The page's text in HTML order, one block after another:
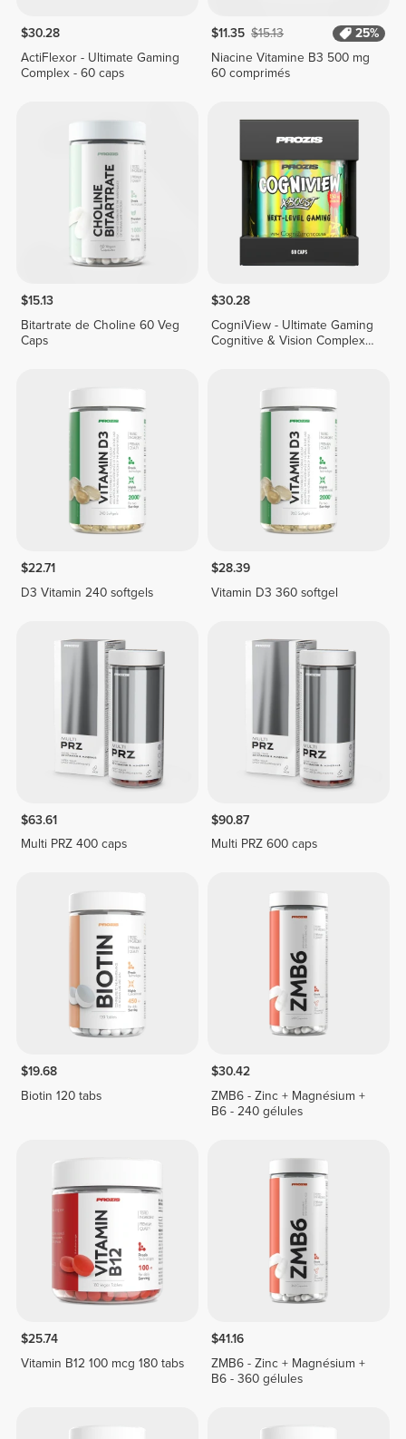
$30.28
ActiFlexor - Ultimate Gaming
Complex - 60 caps
$11.35 $15.13
25%
Niacine Vitamine B3 500 mg
60 comprimés
$15.13
Bitartrate de Choline 60 Veg
Caps
$30.28
CogniView - Ultimate Gaming
Cognitive & Vision Complex -
$22.71
D3 Vitamin 240 softgels
$28.39
Vitamin D3 360 softgel
$63.61
Multi PRZ 400 caps
$90.87
Multi PRZ 600 caps
$19.68
Biotin 120 tabs
$30.42
ZMB6 - Zinc + Magnésium +
B6 - 240 gélules
$25.74
Vitamin B12 100 mcg 180 tabs
$41.16
ZMB6 - Zinc + Magnésium +
B6 - 360 gélules